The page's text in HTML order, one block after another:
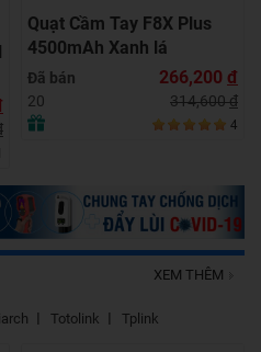
Quạt Cầm Tay F8X Plus
4500mAh Xanh lá
Đã bán
20
266,200 đ
314,600đ
4
Totolink Tplink
XEM THÊM